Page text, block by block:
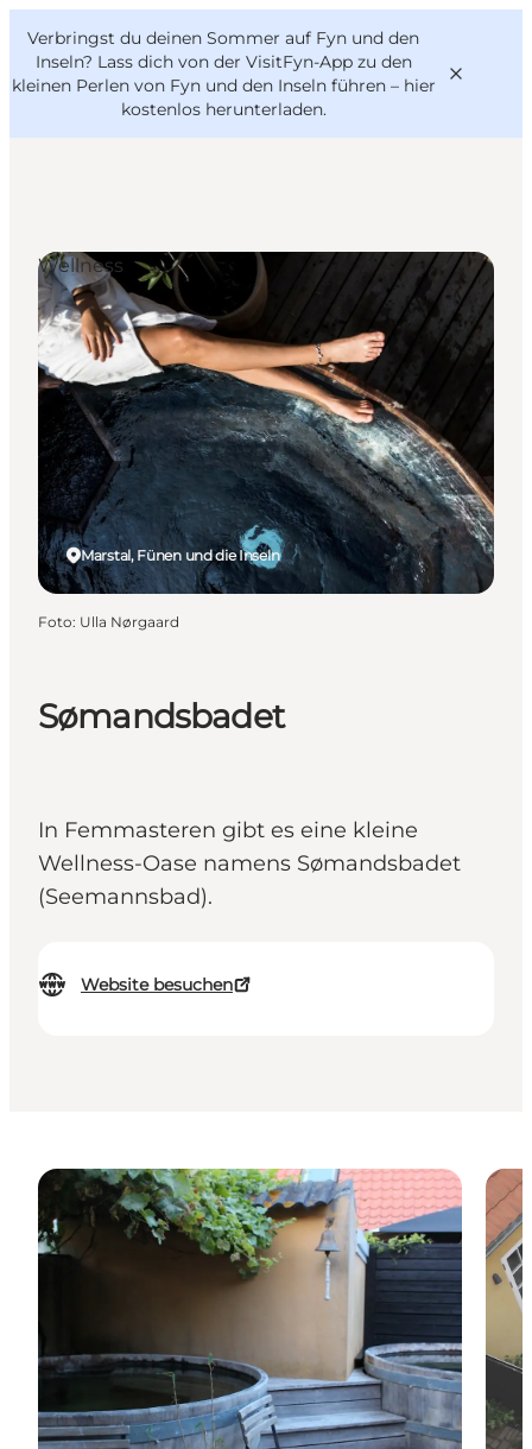
Verbringst du deinen Sommer auf Fyn und den
Inseln? Lass dich von der VisitFyn-App zu den
kleinen Perlen von Fyn und den Inseln führen – hier
kostenlos herunterladen.
Reise Ideen
Outdoor & bike
Essen & trinken
Übernachtung
VisitFyn
Deutsch
Sømandsbadet
In Femmasteren gibt es eine kleine
Wellness-Oase namens Sømandsbadet
(Seemannsbad).
Website besuchen
Marstal, Fünen und die Inseln
Wellness
Foto: Ulla Nørgaard